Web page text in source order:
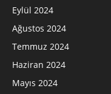
Eylül 2024
Ağustos 2024
Temmuz 2024
Haziran 2024
Mayıs 2024